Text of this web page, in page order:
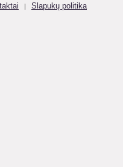
| Slapukų politika